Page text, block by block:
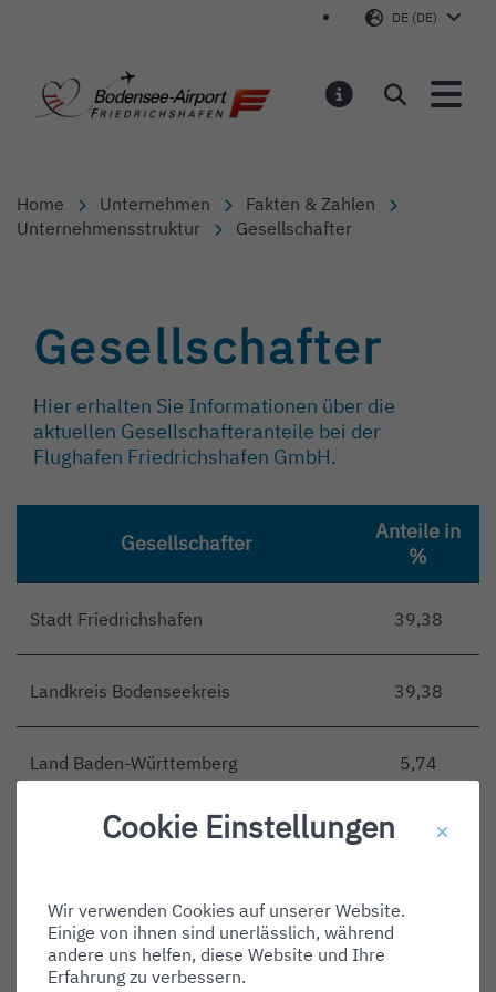
DE (DE)
Bodensee-Airport
Suchen
Home Unternehmen
Fakten & Zahlen
Unternehmensstruktur
Gesellschafter
Gesellschafter
Hier erhalten Sie Informationen über die
aktuellen Gesellschafteranteile bei der
Flughafen Friedrichshafen GmbH.
Gesellschafter
Anteile in
%
Stadt Friedrichshafen 39,38
Landkreis Bodenseekreis 39,38
Land Baden-Württemberg 5,74
ZF Friedrichshafen AG
GmbH
4,11
Luftschiffbau Zeppelin GmbH
Cookie Einstellungen
Wir verwenden Cookies auf unserer Website.
Einige von ihnen sind unerlässlich, während
andere uns helfen, diese Website und Ihre
Erfahrung zu verbessern.